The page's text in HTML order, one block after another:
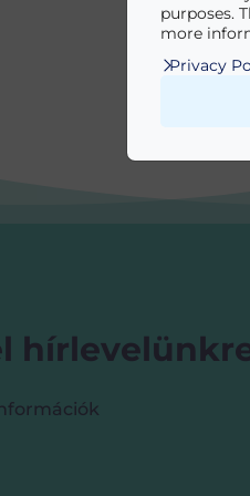
purposes.
more
Privacy